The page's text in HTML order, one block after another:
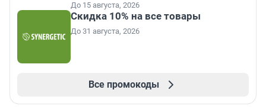
До 15 августа, 2026
Скидка 10% на все товары
До 31 августа, 2026
Все промокоды